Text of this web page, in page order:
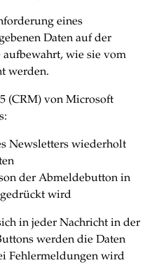
eines
Daten auf der
aufbewahrt, wie sie vom
werden.
(CRM) von Microsoft
Newsletters wiederholt
der Abmeldebutton in
wird
in jeder Nachricht in der
werden die Daten
Fehlermeldungen wird